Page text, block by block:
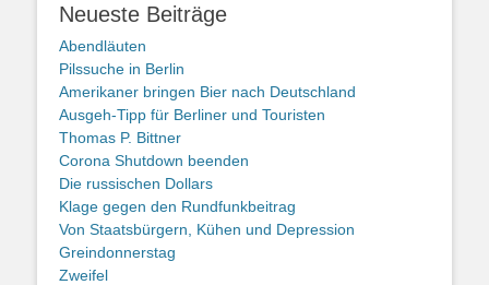
Neueste Beiträge
Abendläuten
Pilssuche in Berlin
Amerikaner bringen Bier nach Deutschland
Ausgeh-Tipp für Berliner und Touristen
Thomas P. Bittner
Corona Shutdown beenden
Die russischen Dollars
Klage gegen den Rundfunkbeitrag
Von Staatsbürgern, Kühen und Depression
Greindonnerstag
Zweifel